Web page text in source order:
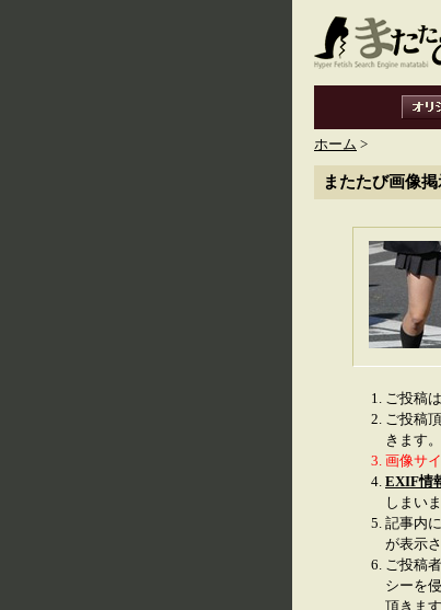
ホーム >
またたび画像
ご投稿
ご投稿
きます
画像サ
EXIF情
しまい
記事内
が表示
ご投稿
シーを
頂きます